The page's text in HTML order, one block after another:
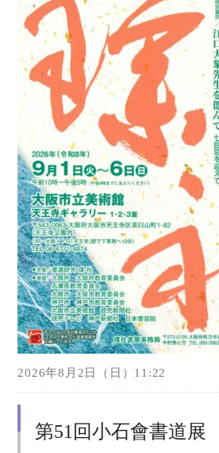
2026年8月2日（日）11:22
第51回小石會書道展